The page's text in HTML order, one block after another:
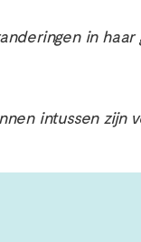
in haar
intussen zijn